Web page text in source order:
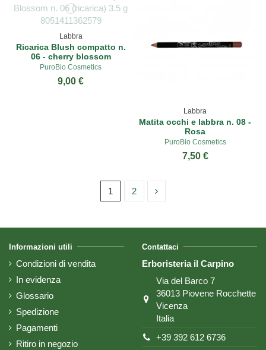
Labbra
Ricarica Blush compatto n.
06 - cherry blossom
PuroBio Cosmetics
9,00 €
Labbra
Matita occhi e labbra n. 08 -
Rosa
PuroBio Cosmetics
7,50 €
1 2
Informazioni utili
Condizioni di vendita
In evidenza
Glossario
Spedizione
Pagamenti
Ritiro in negozio
Contattaci
Erboristeria il Carpino
Via del Barco 7
36013 Piovene Rocchette
Vicenza
Italia
+39 392 612 6736